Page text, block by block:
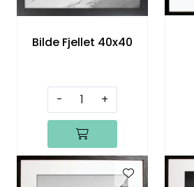
Bilde Fjellet 40x40
- +